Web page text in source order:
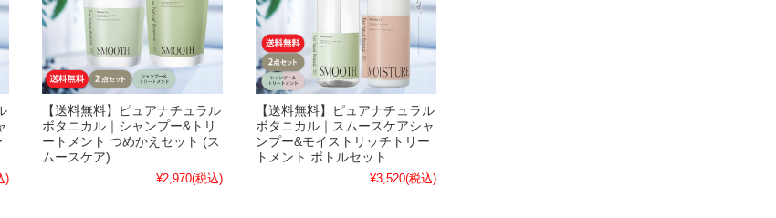
)
【送料無料】ピュアナチュラル
ボタニカル｜シャンプー&トリ
ートメント つめかえセット (ス
ムースケア)
¥2,970(税込)
【送料無料】ピュアナチュラル
ボタニカル｜スムースケアシャ
ンプー&モイストリッチトリー
トメント ボトルセット
¥3,520(税込)